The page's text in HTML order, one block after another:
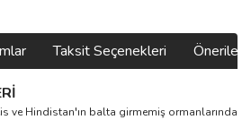
Taksit Seçenekleri
ve Hindistan′ın balta girmemiş ormanlarında